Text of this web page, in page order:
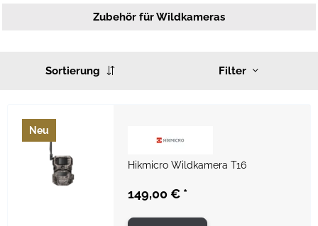
Zubehör für Wildkameras
Filter
Sortierung
Neu
Hikmicro Wildkamera T16
149,00 € *